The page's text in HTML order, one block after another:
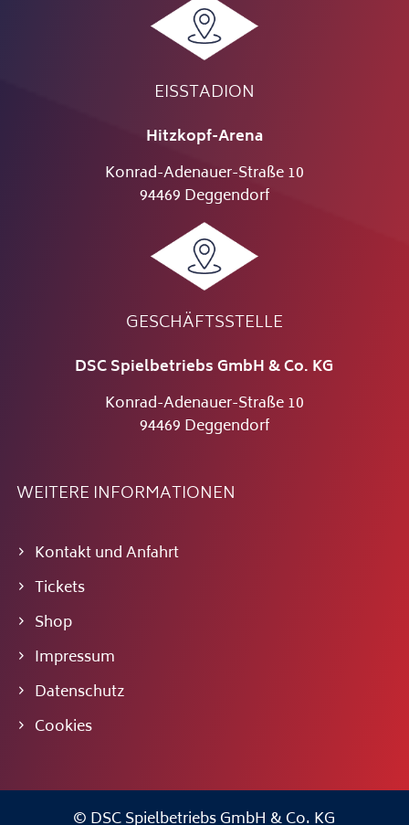
EISSTADION
Hitzkopf-Arena
Konrad-Adenauer-Straße 10
94469 Deggendorf
GESCHÄFTSSTELLE
DSC Spielbetriebs GmbH & Co. KG
Konrad-Adenauer-Straße 10
94469 Deggendorf
WEITERE INFORMATIONEN
Kontakt und Anfahrt
Tickets
Shop
Impressum
Datenschutz
Cookies
© DSC Spielbetriebs GmbH & Co. KG